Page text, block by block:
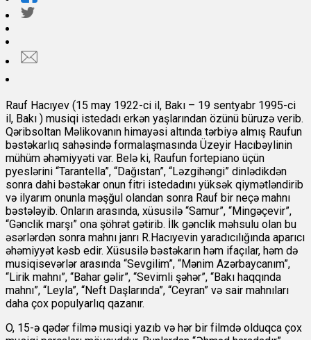
Rauf Hacıyev (15 may 1922-ci il, Bakı – 19 sentyabr 1995-ci
il, Bakı ) musiqi istedadı erkən yaşlarından özünü büruzə verib.
Qəribsoltan Məlikovanın himayəsi altında tərbiyə almış Raufun
bəstəkarlıq sahəsində formalaşmasında Üzeyir Hacıbəylinin
mühüm əhəmiyyəti var. Belə ki, Raufun fortepiano üçün
pyeslərini “Tarantella”, “Dağıstan”, “Ləzgihəngi” dinlədikdən
sonra dahi bəstəkar onun fitri istedadını yüksək qiymətləndirib
və ilyarım onunla məşğul olandan sonra Rauf bir neçə mahnı
bəstələyib. Onların arasında, xüsusilə “Samur”, “Mingəçevir”,
“Gənclik marşı” ona şöhrət gətirib. İlk gənclik məhsulu olan bu
əsərlərdən sonra mahnı janrı R.Hacıyevin yaradıcılığında aparıcı
əhəmiyyət kəsb edir. Xüsusilə bəstəkarın həm ifaçılar, həm də
musiqisevərlər arasında “Sevgilim”, “Mənim Azərbaycanım”,
“Lirik mahnı”, “Bahar gəlir”, “Sevimli şəhər”, “Bakı haqqında
mahnı”, “Leyla”, “Neft Daşlarında”, “Ceyran” və sair mahnıları
daha çox populyarlıq qazanır.
O, 15-ə qədər filmə musiqi yazıb və hər bir filmdə olduqca çox